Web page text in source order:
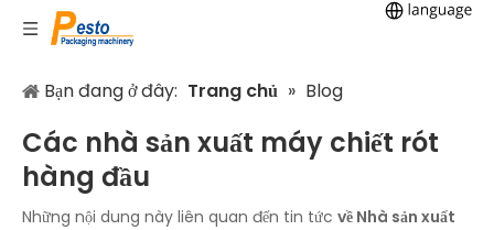
Bạn đang ở đây: Trang chủ » Blog
Các nhà sản xuất máy chiết rót
hàng đầu
Những nội dung này liên quan đến tin tức về Nhà sản xuất